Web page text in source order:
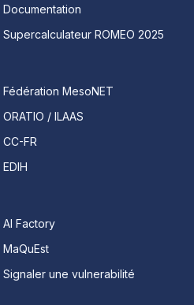
Documentation
Supercalculateur ROMEO 2025
Fédération MesoNET
ORATIO / ILAAS
CC-FR
EDIH
AI Factory
MaQuEst
Signaler une vulnerabilité